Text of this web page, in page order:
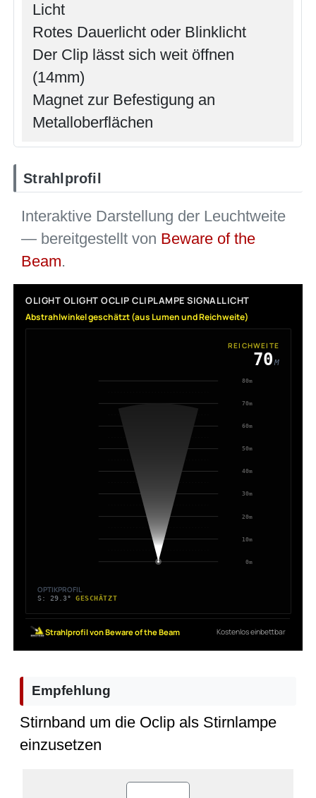
Licht
Rotes Dauerlicht oder Blinklicht
Der Clip lässt sich weit öffnen
(14mm)
Magnet zur Befestigung an
Metalloberflächen
Strahlprofil
Interaktive Darstellung der Leuchtweite
— bereitgestellt von Beware of the
Beam.
Empfehlung
Stirnband um die Oclip als Stirnlampe
einzusetzen